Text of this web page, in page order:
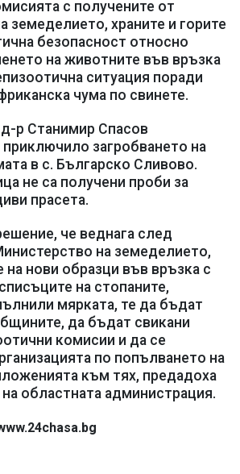
с получените от
земеделието, храните и горите
безопасност относно
на животните във връзка
ситуация поради
чума по свинете.
р Станимир Спасов
загробването на
в с. Българско Сливово.
не са получени проби за
прасета.
че веднага след
на земеделието,
на нови образци във връзка с
на стопаните,
мярката, те да бъдат
да бъдат свикани
комисии и да се
по попълването на
към тях, предадоха
областната администрация.